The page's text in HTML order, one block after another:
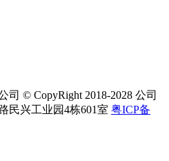
© CopyRight 2018-2028 公司
民兴工业园4栋601室 粤ICP备